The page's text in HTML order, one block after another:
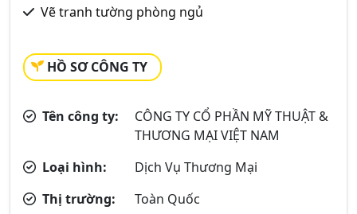
Vẽ tranh tường phòng ngủ
HỒ SƠ CÔNG TY
Tên công ty:
CÔNG TY CỔ PHẦN MỸ THUẬT &
THƯƠNG MẠI VIỆT NAM
Loại hình:
Dịch Vụ Thương Mại
Thị trường:
Toàn Quốc